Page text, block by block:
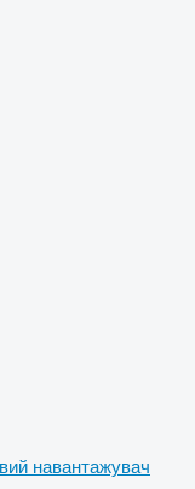
навантажувач